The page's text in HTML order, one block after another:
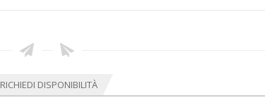
RICHIEDI DISPONIBILITÀ